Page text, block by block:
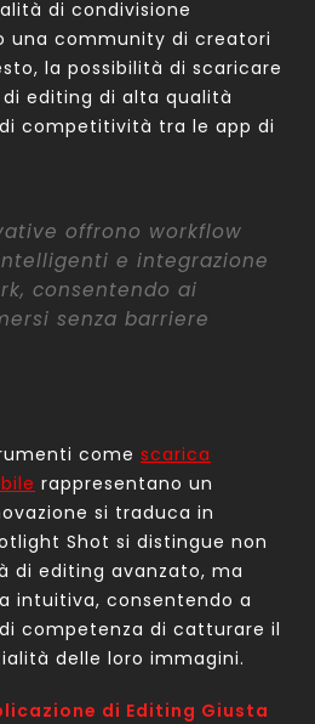
di condivisione
una community di creatori
la possibilità di scaricare
editing di alta qualità
competitività tra le app di
offrono workflow
e integrazione
consentendo ai
senza barriere
come scarica
rappresentano un
si traduca in
Shot si distingue non
di editing avanzato, ma
intuitiva, consentendo a
competenza di catturare il
delle loro immagini.
di Editing Giusta